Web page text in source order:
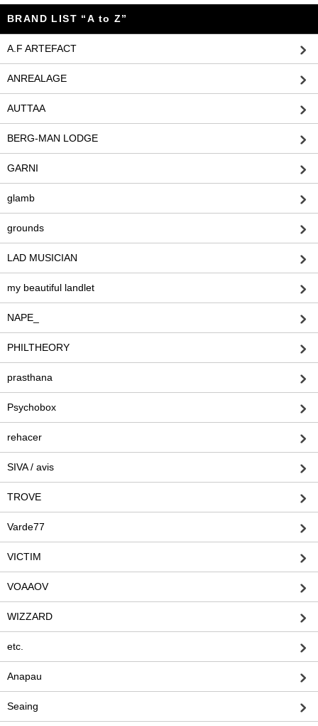
BRAND LIST “A to Z”
A.F ARTEFACT
ANREALAGE
AUTTAA
BERG-MAN LODGE
GARNI
glamb
grounds
LAD MUSICIAN
my beautiful landlet
NAPE_
PHILTHEORY
prasthana
Psychobox
rehacer
SIVA / avis
TROVE
Varde77
VICTIM
VOAAOV
WIZZARD
etc.
Anapau
Seaing